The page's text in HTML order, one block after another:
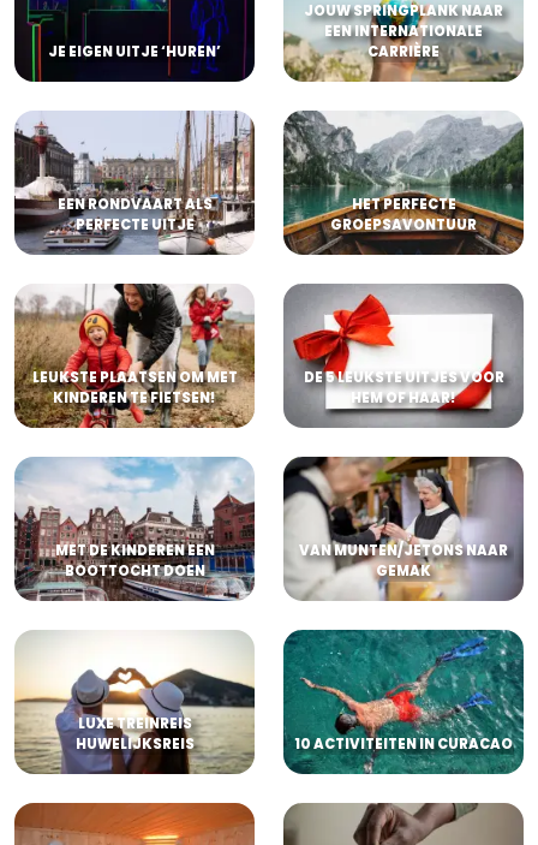
JE EIGEN UITJE ‘HUREN’
JOUW SPRINGPLANK NAAR
EEN INTERNATIONALE
CARRIÈRE
EEN RONDVAART ALS
PERFECTE UITJE
HET PERFECTE
GROEPSAVONTUUR
LEUKSTE PLAATSEN OM MET
KINDEREN TE FIETSEN!
DE 5 LEUKSTE UITJES VOOR
HEM OF HAAR!
MET DE KINDEREN EEN
BOOTTOCHT DOEN
VAN MUNTEN/JETONS NAAR
GEMAK
LUXE TREINREIS
HUWELIJKSREIS
10 ACTIVITEITEN IN CURACAO